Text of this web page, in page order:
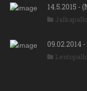
14.5.2015 -
Jalkapallo
09.02.2014